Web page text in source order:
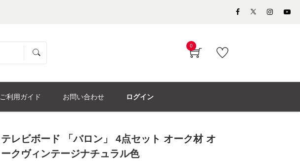
0
ご利用ガイド お問い合わせ ログイン
テレビボード 「バロン」 4点セット オーク材 オ
ークヴィンテージナチュラル色